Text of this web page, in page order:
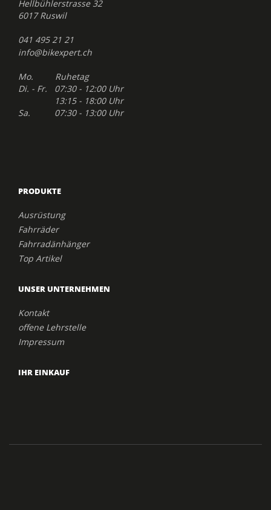
Hellbühlerstrasse 32
6017 Ruswil
041 495 21 21
info@bikexpert.ch
Mo. Ruhetag
Di. - Fr. 07:30 - 12:00 Uhr
13:15 - 18:00 Uhr
Sa. 07:30 - 13:00 Uhr
PRODUKTE
Ausrüstung
Fahrräder
Fahrradänhänger
Top Artikel
UNSER UNTERNEHMEN
Kontakt
offene Lehrstelle
Impressum
IHR EINKAUF